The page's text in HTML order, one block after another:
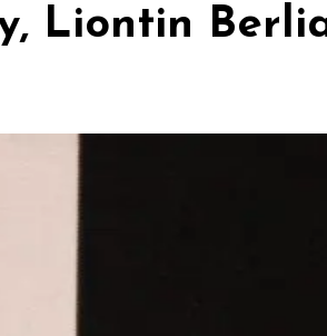
Liontin